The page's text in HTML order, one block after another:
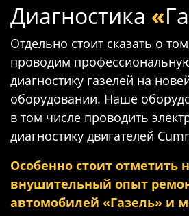
Диагностика «
Отдельно стоит сказать о
проводим
диагностику газелей на
оборудовании. Наше
в том числе проводить
диагностику двигателей
Особенно стоит отметить
внушительный опыт
автомобилей «Газель» и